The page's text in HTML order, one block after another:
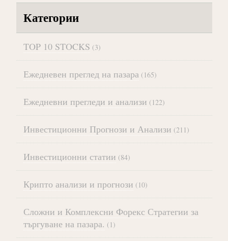
Категории
TOP 10 STOCKS (3)
Ежедневен преглед на пазара (165)
Ежедневни прегледи и анализи (122)
Инвестиционни Прогнози и Анализи (211)
Инвестиционни статии (84)
Крипто анализи и прогнози (10)
Сложни и Комплексни Форекс Стратегии за
търгуване на пазара. (1)